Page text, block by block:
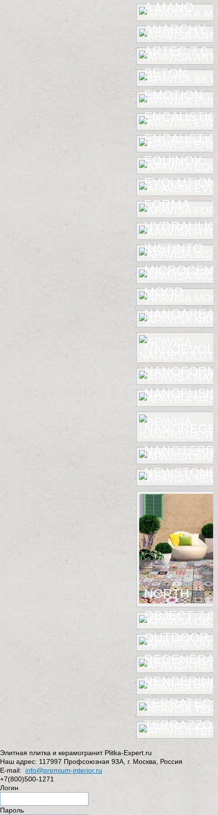
A.MANO
ANARCHY
ARTEC 7.0
BETON
EMOTION
ENCAUSTIC
EQUINOX
EVOLUTION
FORMA
HYDRAULIC
INSTINTO
MOOD
NANOAREA
NEWSTONE
NORTH
OBJECT 7.0
OUTDOOR
TERRATEC
TERRAZZO
Элитная плитка и керамогранит Plitka-Expert.ru
Наш адрес: 117997 Профсоюзная 93А, г. Москва, Россия
E-mail:
info@premium-interior.ru
+7(800)500-1271
Логин
Пароль